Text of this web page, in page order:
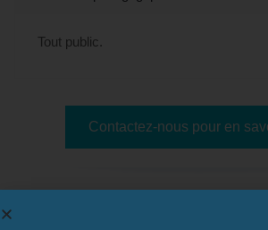
Tout public.
Contactez-nous pour en